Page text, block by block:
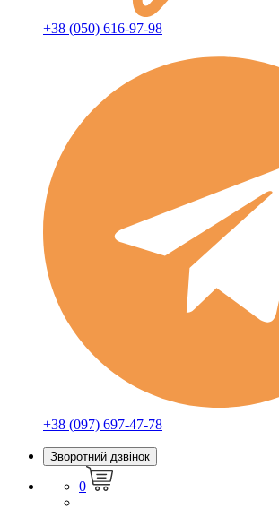
+38 (050) 616-97-98
+38 (097) 697-47-78
Зворотний дзвінок
0